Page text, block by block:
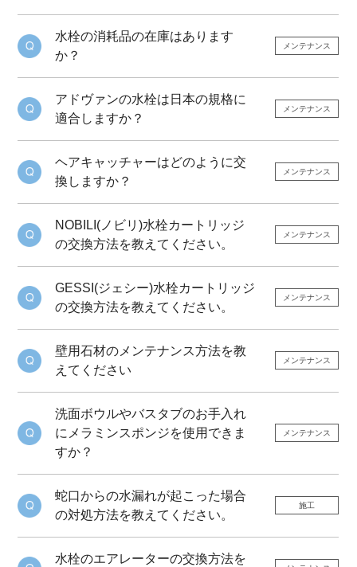
水栓の消耗品の在庫はあります
か？
メンテナンス
アドヴァンの水栓は日本の規格に
適合しますか？
メンテナンス
ヘアキャッチャーはどのように交
換しますか？
メンテナンス
NOBILI(ノビリ)水栓カートリッジ
の交換方法を教えてください。
メンテナンス
GESSI(ジェシー)水栓カートリッジ
の交換方法を教えてください。
メンテナンス
壁用石材のメンテナンス方法を教
えてください
メンテナンス
洗面ボウルやバスタブのお手入れ
にメラミンスポンジを使用できま
すか？
メンテナンス
蛇口からの水漏れが起こった場合
の対処方法を教えてください。
施工
水栓のエアレーターの交換方法を